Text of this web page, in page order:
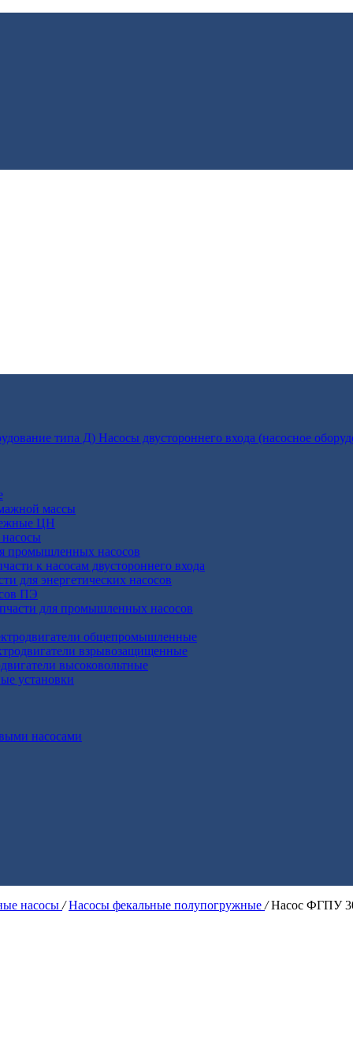
Насосы двустороннего входа (насосное
массы
ЦН
промышленных насосов
к насосам двустороннего входа
для энергетических насосов
ПЭ
для промышленных насосов
общепромышленные
взрывозащищенные
высоковольтные
установки
насосами
насосы / Насосы фекальные полупогружные / Насос ФГПУ